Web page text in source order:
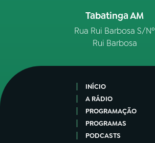
Tabatinga AM
Rua Rui Barbosa S/Nº
Rui Barbosa
INÍCIO
A RÁDIO
PROGRAMAÇÃO
PROGRAMAS
PODCASTS